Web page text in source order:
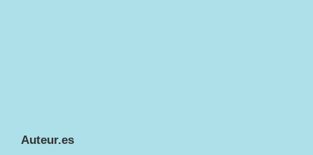
Auteur.es